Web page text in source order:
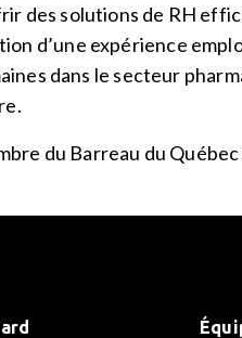
des solutions de RH
d’une expérience
dans le secteur
du Barreau du